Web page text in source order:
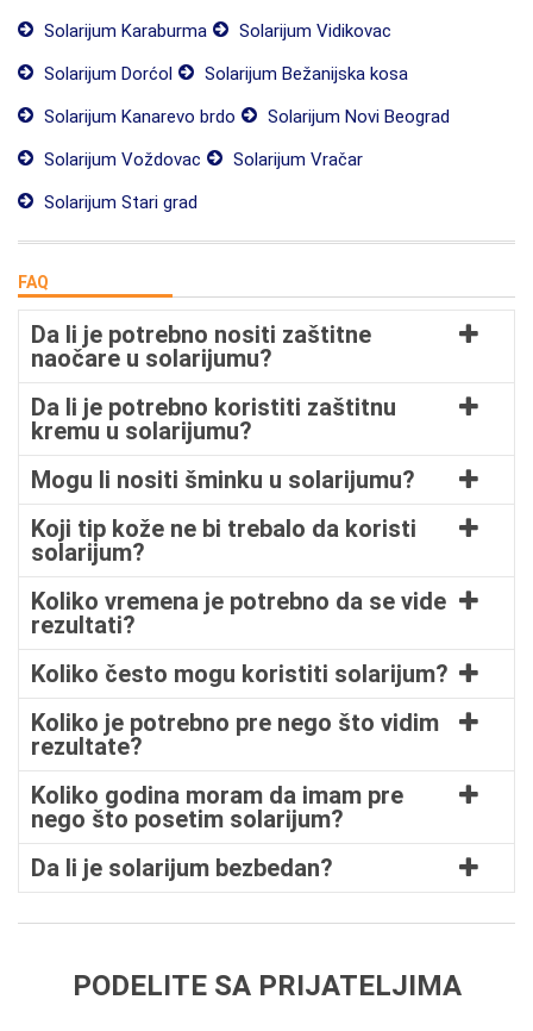
Solarijum Karaburma
Solarijum Vidikovac
Solarijum Dorćol
Solarijum Bežanijska kosa
Solarijum Kanarevo brdo
Solarijum Novi Beograd
Solarijum Voždovac
Solarijum Vračar
Solarijum Stari grad
FAQ
Da li je potrebno nositi zaštitne
naočare u solarijumu?
Da li je potrebno koristiti zaštitnu
kremu u solarijumu?
Mogu li nositi šminku u solarijumu?
Koji tip kože ne bi trebalo da koristi
solarijum?
Koliko vremena je potrebno da se vide
rezultati?
Koliko često mogu koristiti solarijum?
Koliko je potrebno pre nego što vidim
rezultate?
Koliko godina moram da imam pre
nego što posetim solarijum?
Da li je solarijum bezbedan?
PODELITE SA PRIJATELJIMA